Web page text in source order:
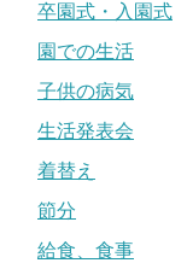
卒園式・入園式
園での生活
子供の病気
生活発表会
着替え
節分
給食、食事